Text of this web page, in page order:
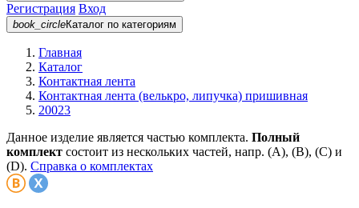
Регистрация Вход
book_circleКаталог по категориям
Главная
Каталог
Контактная лента
Контактная лента (велькро, липучка) пришивная
20023
Данное изделие является частью комплекта. Полный
комплект состоит из нескольких частей, напр. (А), (B), (С) и
(D). Справка о комплектах